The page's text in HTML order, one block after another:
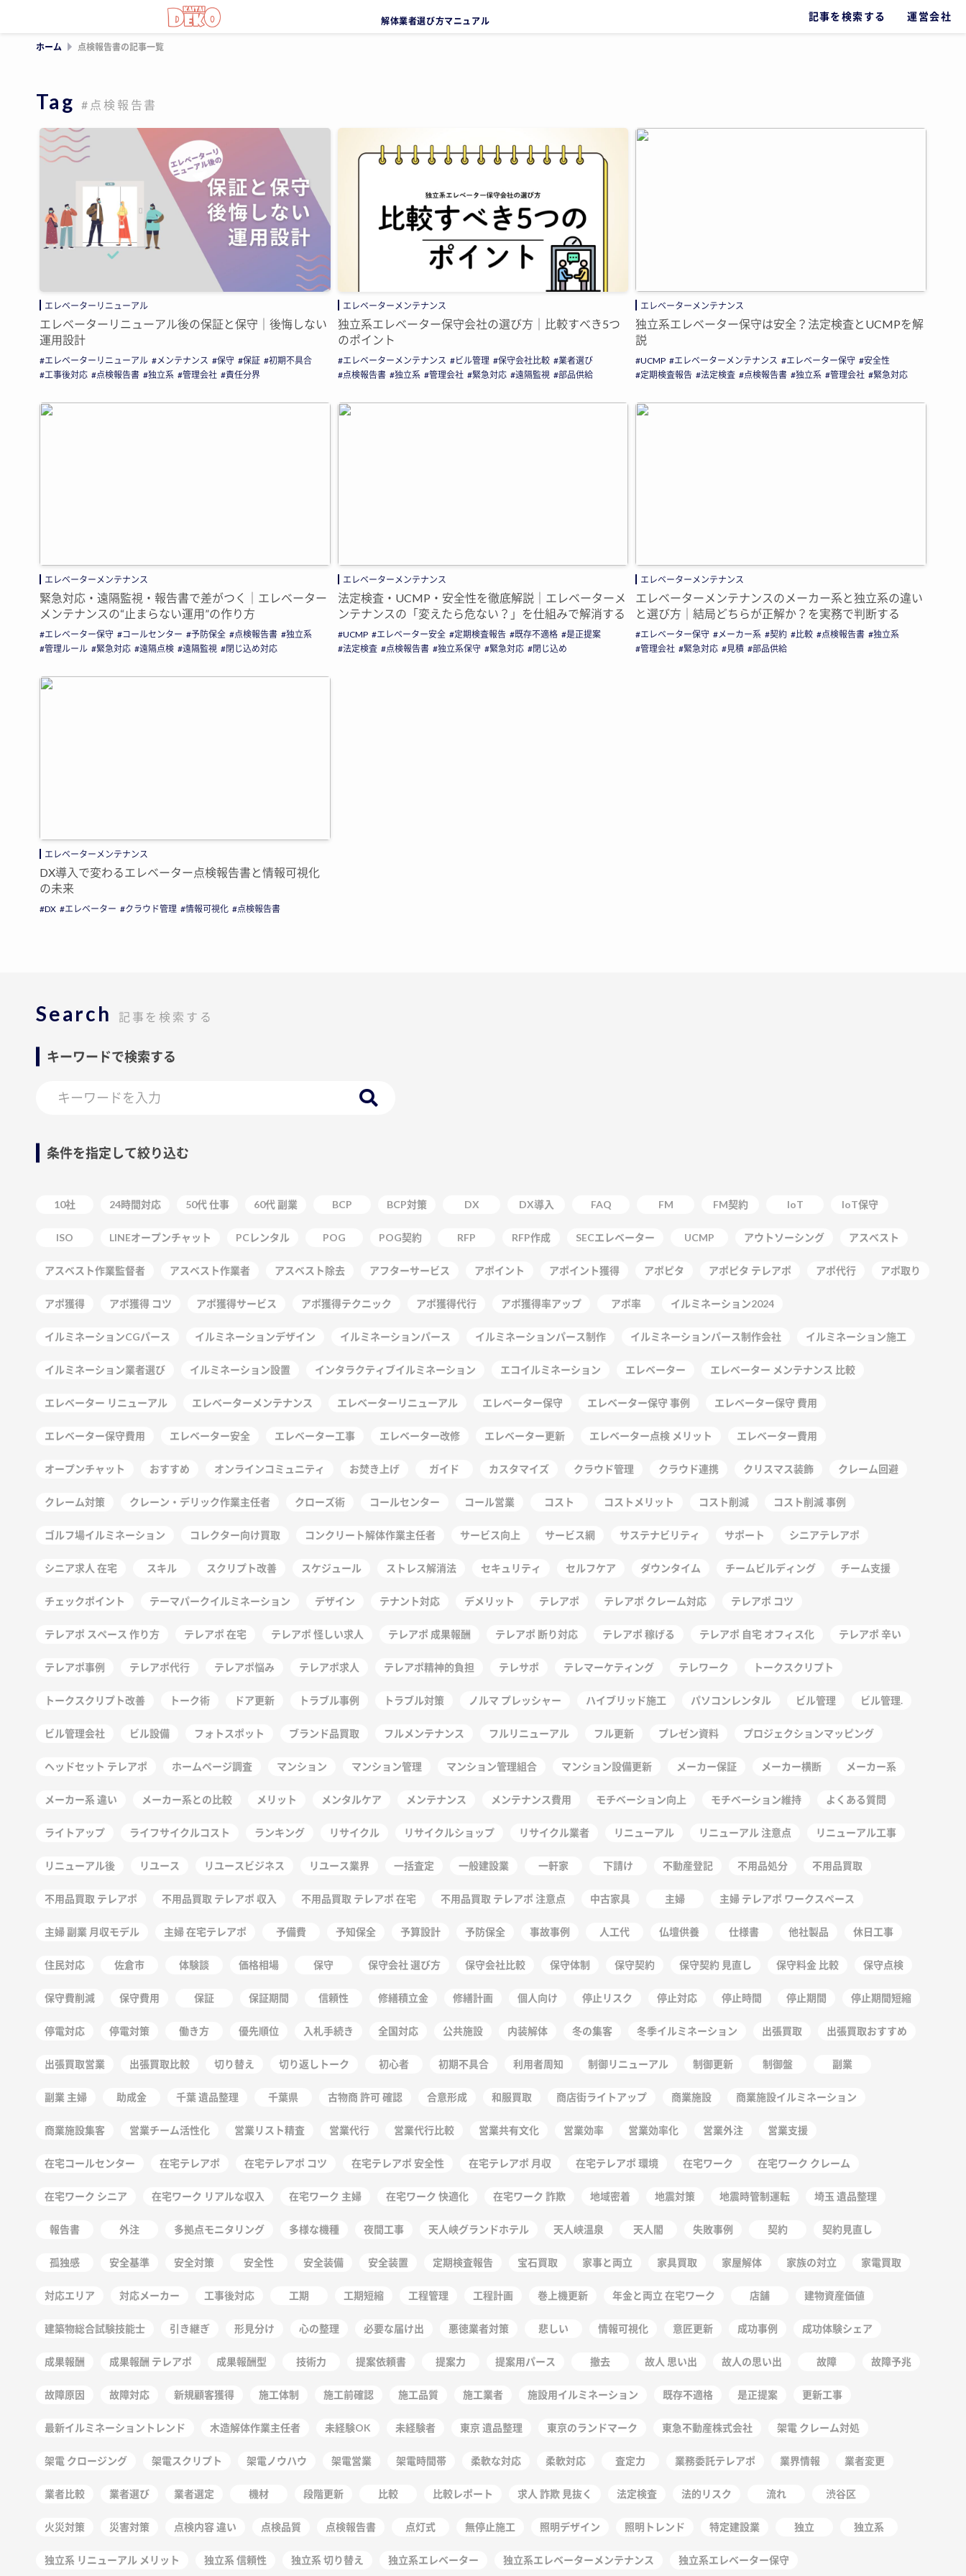
解体業者選び方マニュアル 記事を検索する 運営会社
ホーム 点検報告書の記事一覧
Tag #点検報告書
エレベーターリニューアル
エレベーターリニューアル後の保証と保守｜後悔しない
運用設計
エレベーターリニューアル メンテナンス 保守 保証
初期不具合
工事後対応
点検報告書 独立系 管理会社 責任分界
エレベーターメンテナンス
独立系エレベーター保守会社の選び方｜比較すべき5つ
のポイント
エレベーターメンテナンス ビル管理 保守会社比較
業者選び
点検報告書
独立系 管理会社 緊急対応 遠隔監視 部品供給
エレベーターメンテナンス
独立系エレベーター保守は安全？法定検査とUCMPを解
説
UCMP エレベーターメンテナンス エレベーター保守
安全性
定期検査報告
法定検査 点検報告書 独立系 管理会社 緊急対応
エレベーターメンテナンス
緊急対応・遠隔監視・報告書で差がつく｜エレベーター
メンテナンスの“止まらない運用”の作り方
エレベーター保守 コールセンター 予防保全 点検報告書
独立系
管理ルール
緊急対応 遠隔点検 遠隔監視 閉じ込め対応
エレベーターメンテナンス
法定検査・UCMP・安全性を徹底解説｜エレベーターメ
ンテナンスの「変えたら危ない？」を仕組みで解消する
UCMP エレベーター安全 定期検査報告 既存不適格
是正提案
法定検査
点検報告書 独立系保守 緊急対応 閉じ込め
エレベーターメンテナンス
エレベーターメンテナンスのメーカー系と独立系の違い
と選び方｜結局どちらが正解か？を実務で判断する
エレベーター保守 メーカー系 契約 比較 点検報告書
独立系
管理会社
緊急対応 見積 部品供給
エレベーターメンテナンス
DX導入で変わるエレベーター点検報告書と情報可視化
の未来
DX エレベーター クラウド管理 情報可視化 点検報告書
Search 記事を検索する
キーワードで検索する
条件を指定して絞り込む
10社 24時間対応 50代 仕事 60代 副業 BCP BCP対策 DX DX導入 FAQ FM FM契約 IoT IoT保守
ISO LINEオープンチャット PCレンタル POG POG契約 RFP RFP作成 SECエレベーター UCMP アウトソーシング アスベスト
アスベスト作業監督者 アスベスト作業者 アスベスト除去 アフターサービス アポイント アポイント獲得 アポピタ アポピタ テレアポ アポ代行 アポ取り
アポ獲得 アポ獲得 コツ アポ獲得サービス アポ獲得テクニック アポ獲得代行 アポ獲得率アップ アポ率 イルミネーション2024
イルミネーションCGパース イルミネーションデザイン イルミネーションパース イルミネーションパース制作 イルミネーションパース制作会社 イルミネーション施工
イルミネーション業者選び イルミネーション設置 インタラクティブイルミネーション エコイルミネーション エレベーター エレベーター メンテナンス 比較
エレベーター リニューアル エレベーターメンテナンス エレベーターリニューアル エレベーター保守 エレベーター保守 事例 エレベーター保守 費用
エレベーター保守費用 エレベーター安全 エレベーター工事 エレベーター改修 エレベーター更新 エレベーター点検 メリット エレベーター費用
オープンチャット おすすめ オンラインコミュニティ お焚き上げ ガイド カスタマイズ クラウド管理 クラウド連携 クリスマス装飾 クレーム回避
クレーム対策 クレーン・デリック作業主任者 クローズ術 コールセンター コール営業 コスト コストメリット コスト削減 コスト削減 事例
ゴルフ場イルミネーション コレクター向け買取 コンクリート解体作業主任者 サービス向上 サービス網 サステナビリティ サポート シニアテレアポ
シニア求人 在宅 スキル スクリプト改善 スケジュール ストレス解消法 セキュリティ セルフケア ダウンタイム チームビルディング チーム支援
チェックポイント テーマパークイルミネーション デザイン テナント対応 デメリット テレアポ テレアポ クレーム対応 テレアポ コツ
テレアポ スペース 作り方 テレアポ 在宅 テレアポ 怪しい求人 テレアポ 成果報酬 テレアポ 断り対応 テレアポ 稼げる テレアポ 自宅 オフィス化 テレアポ 辛い
テレアポ事例 テレアポ代行 テレアポ悩み テレアポ求人 テレアポ精神的負担 テレサポ テレマーケティング テレワーク トークスクリプト
トークスクリプト改善 トーク術 ドア更新 トラブル事例 トラブル対策 ノルマ プレッシャー ハイブリッド施工 パソコンレンタル ビル管理 ビル管理.
ビル管理会社 ビル設備 フォトスポット ブランド品買取 フルメンテナンス フルリニューアル フル更新 プレゼン資料 プロジェクションマッピング
ヘッドセット テレアポ ホームページ調査 マンション マンション管理 マンション管理組合 マンション設備更新 メーカー保証 メーカー横断 メーカー系
メーカー系 違い メーカー系との比較 メリット メンタルケア メンテナンス メンテナンス費用 モチベーション向上 モチベーション維持 よくある質問
ライトアップ ライフサイクルコスト ランキング リサイクル リサイクルショップ リサイクル業者 リニューアル リニューアル 注意点 リニューアル工事
リニューアル後 リユース リユースビジネス リユース業界 一括査定 一般建設業 一軒家 下請け 不動産登記 不用品処分 不用品買取
不用品買取 テレアポ 不用品買取 テレアポ 収入 不用品買取 テレアポ 在宅 不用品買取 テレアポ 注意点 中古家具 主婦 主婦 テレアポ ワークスペース
主婦 副業 月収モデル 主婦 在宅テレアポ 予備費 予知保全 予算設計 予防保全 事故事例 人工代 仏壇供養 仕様書 他社製品 休日工事
住民対応 佐倉市 体験談 価格相場 保守 保守会社 選び方 保守会社比較 保守体制 保守契約 保守契約 見直し 保守料金 比較 保守点検
保守費削減 保守費用 保証 保証期間 信頼性 修繕積立金 修繕計画 個人向け 停止リスク 停止対応 停止時間 停止期間 停止期間短縮
停電対応 停電対策 働き方 優先順位 入札手続き 全国対応 公共施設 内装解体 冬の集客 冬季イルミネーション 出張買取 出張買取おすすめ
出張買取営業 出張買取比較 切り替え 切り返しトーク 初心者 初期不具合 利用者周知 制御リニューアル 制御更新 制御盤 副業
副業 主婦 助成金 千葉 遺品整理 千葉県 古物商 許可 確認 合意形成 和服買取 商店街ライトアップ 商業施設 商業施設イルミネーション
商業施設集客 営業チーム活性化 営業リスト精査 営業代行 営業代行比較 営業共有文化 営業効率 営業効率化 営業外注 営業支援
在宅コールセンター 在宅テレアポ 在宅テレアポ コツ 在宅テレアポ 安全性 在宅テレアポ 月収 在宅テレアポ 環境 在宅ワーク 在宅ワーク クレーム
在宅ワーク シニア 在宅ワーク リアルな収入 在宅ワーク 主婦 在宅ワーク 快適化 在宅ワーク 詐欺 地域密着 地震対策 地震時管制運転 埼玉 遺品整理
報告書 外注 多拠点モニタリング 多様な機種 夜間工事 天人峡グランドホテル 天人峡温泉 天人閣 失敗事例 契約 契約見直し
孤独感 安全基準 安全対策 安全性 安全装備 安全装置 定期検査報告 宝石買取 家事と両立 家具買取 家屋解体 家族の対立 家電買取
対応エリア 対応メーカー 工事後対応 工期 工期短縮 工程管理 工程計画 巻上機更新 年金と両立 在宅ワーク 店舗 建物資産価値
建築物総合試験技能士 引き継ぎ 形見分け 心の整理 必要な届け出 悪徳業者対策 悲しい 情報可視化 意匠更新 成功事例 成功体験シェア
成果報酬 成果報酬 テレアポ 成果報酬型 技術力 提案依頼書 提案力 提案用パース 撤去 故人 思い出 故人の思い出 故障 故障予兆
故障原因 故障対応 新規顧客獲得 施工体制 施工前確認 施工品質 施工業者 施設用イルミネーション 既存不適格 是正提案 更新工事
最新イルミネーショントレンド 木造解体作業主任者 未経験OK 未経験者 東京 遺品整理 東京のランドマーク 東急不動産株式会社 架電 クレーム対処
架電 クロージング 架電スクリプト 架電ノウハウ 架電営業 架電時間帯 柔軟な対応 柔軟対応 査定力 業務委託テレアポ 業界情報 業者変更
業者比較 業者選び 業者選定 機材 段階更新 比較 比較レポート 求人 詐欺 見抜く 法定検査 法的リスク 流れ 渋谷区
火災対策 災害対策 点検内容 違い 点検品質 点検報告書 点灯式 無停止施工 照明デザイン 照明トレンド 特定建設業 独立 独立系
独立系 リニューアル メリット 独立系 信頼性 独立系 切り替え 独立系エレベーター 独立系エレベーターメンテナンス 独立系エレベーター保守